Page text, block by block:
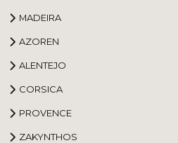
MADEIRA
AZOREN
ALENTEJO
CORSICA
PROVENCE
ZAKYNTHOS